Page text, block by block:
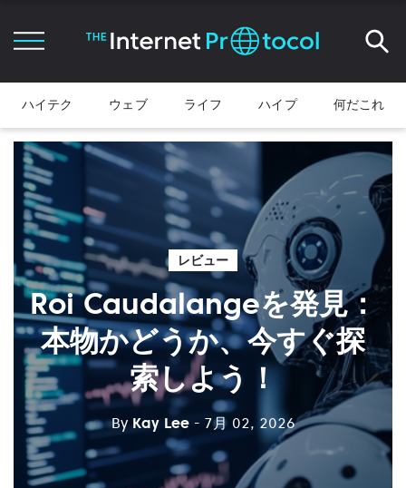
ハイテク ウェブ ライフ ハイプ 何だこれ
レビュー
Roi Caudalangeを発見：
本物かどうか、今すぐ探
索しよう！
By Kay Lee - 7月 02, 2026